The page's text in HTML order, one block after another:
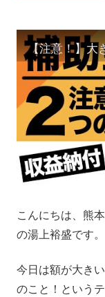
こんにちは、熊
の湯上裕盛です。
今日は額が大き
のこと！という